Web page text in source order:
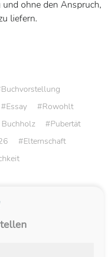
ohne den Anspruch,
liefern.
Buchvorstellung
Essay
Rowohlt
Pubertät
Elternschaft